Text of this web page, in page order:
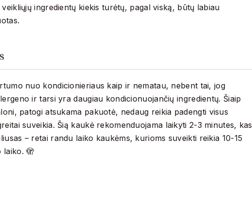
veikliųjų ingredientų kiekis turėtų, pagal viską, būtų labiau
nuo kondicionieriaus kaip ir nematau, nebent tai, jog
ir tarsi yra daugiau kondicionuojančių ingredientų. Šiaip
patogi atsukama pakuotė, nedaug reikia padengti visus
suveikia. Šią kaukė rekomenduojama laikyti 2-3 minutes, kas
– retai randu laiko kaukėms, kurioms suveikti reikia 10-15
laiko. 🫣